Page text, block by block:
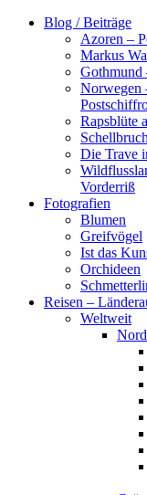
Zum
Blog / Beiträge
Azoren –
Markus
Gothmund
Norwegen
Rapsblüte
Die Trave
Vorderriß
Fotografien
Blumen
Greifvögel
Ist das
Orchideen
Reisen –
Weltweit